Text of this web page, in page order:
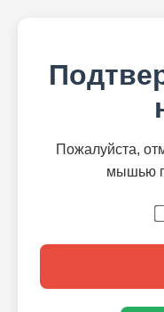
Пожалуйста,
мышью